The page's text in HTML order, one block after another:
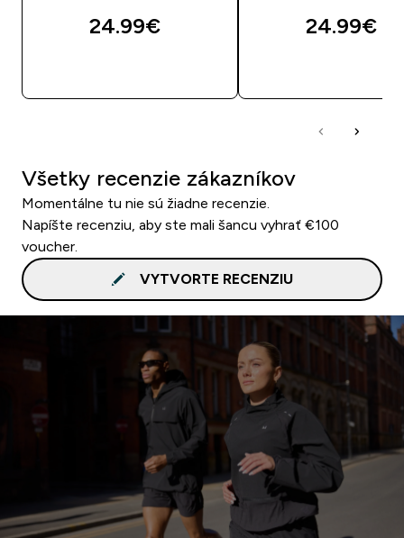
24.99€‎ 24.99€‎
Všetky recenzie zákazníkov
Momentálne tu nie sú žiadne recenzie.
Napíšte recenziu, aby ste mali šancu vyhrať €100
voucher.
VYTVORTE RECENZIU